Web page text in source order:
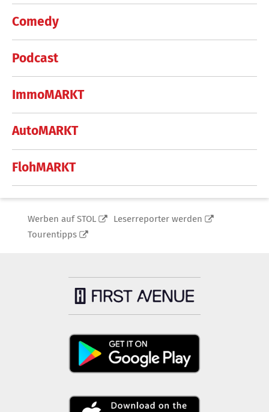
Comedy
Podcast
ImmoMARKT
AutoMARKT
FlohMARKT
Werben auf STOL
Leserreporter werden
Tourentipps